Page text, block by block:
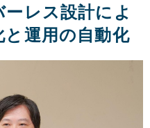
レス設計によ
運用の自動化